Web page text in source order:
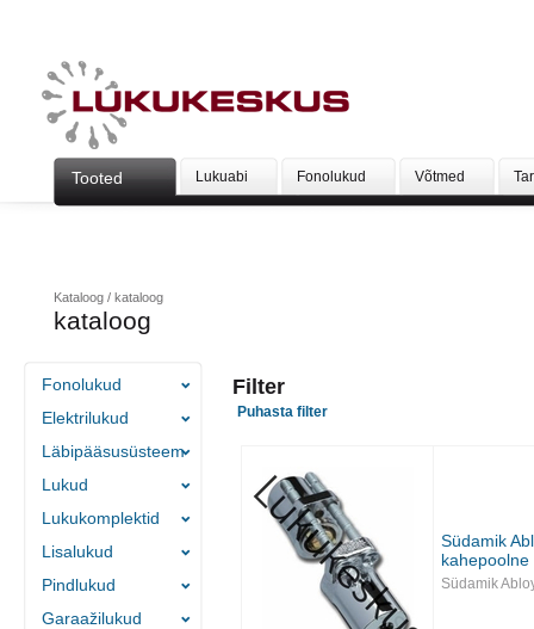
Tooted Lukuabi Fonolukud Võtmed
Kataloog/ kataloog
kataloog
Filter
Puhasta filter
Südamik
kahepoolne
Südamik
Fonolukud
Elektrilukud
Läbipääsusüsteem
Lukud
Lukukomplektid
Lisalukud
Pindlukud
Garaažilukud